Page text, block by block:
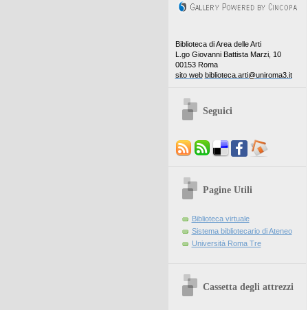
Biblioteca di Area delle Arti
L.go Giovanni Battista Marzi, 10
00153 Roma
sito web biblioteca.arti@uniroma3.it
Seguici
Pagine Utili
Biblioteca virtuale
Sistema bibliotecario di Ateneo
Università Roma Tre
Cassetta degli attrezzi